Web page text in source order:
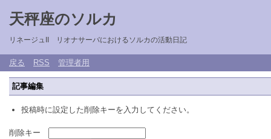
天秤座のソルカ
リネージュII リオナサーバにおけるソルカの活動日記
戻る RSS 管理者用
記事編集
投稿時に設定した削除キーを入力してください。
削除キー